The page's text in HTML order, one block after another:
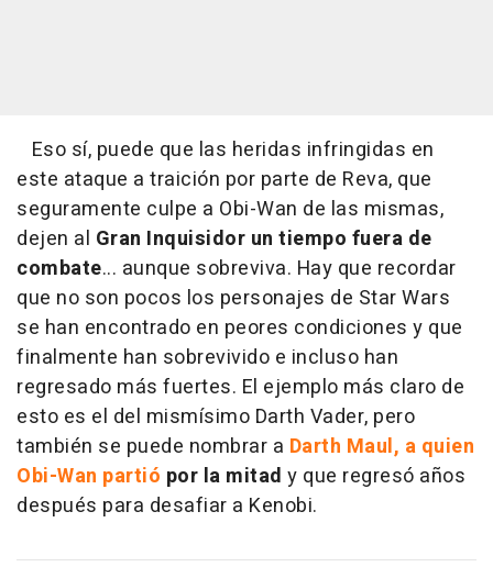
Eso sí, puede que las heridas infringidas en
este ataque a traición por parte de Reva, que
seguramente culpe a Obi-Wan de las mismas,
dejen al Gran Inquisidor un tiempo fuera de
combate... aunque sobreviva. Hay que recordar
que no son pocos los personajes de Star Wars
se han encontrado en peores condiciones y que
finalmente han sobrevivido e incluso han
regresado más fuertes. El ejemplo más claro de
esto es el del mismísimo Darth Vader, pero
también se puede nombrar a Darth Maul, a quien
Obi-Wan partió por la mitad y que regresó años
después para desafiar a Kenobi.